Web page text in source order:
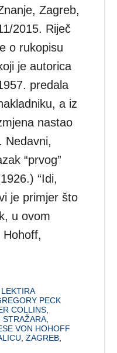
Zagreb,
2015. Riječ
o rukopisu
je autorica
predala
a iz
nastao
Nedavni,
“prvog”
“Idi,
je primjer što
u ovom
Hohoff,
PECK
COLLINS,
STRAŽARA,
VON HOHOFF
,ZAGREB,